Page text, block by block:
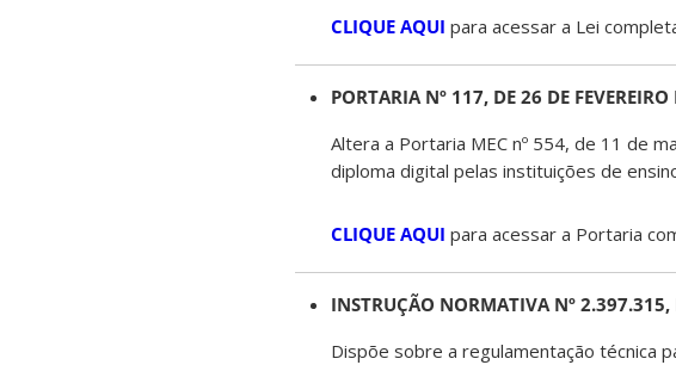
CLIQUE AQUI para acessar a Lei
PORTARIA Nº 117, DE 26 DE FEVEREIRO
Altera a Portaria MEC nº 554, de 11 de
diploma digital pelas instituições de
CLIQUE AQUI para acessar a Portaria
INSTRUÇÃO NORMATIVA Nº 2.397.315,
Dispõe sobre a regulamentação técnica